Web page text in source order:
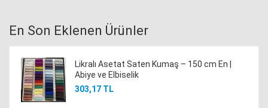
En Son Eklenen Ürünler
Likralı Asetat Saten Kumaş – 150 cm En |
Abiye ve Elbiselik
303,17 TL